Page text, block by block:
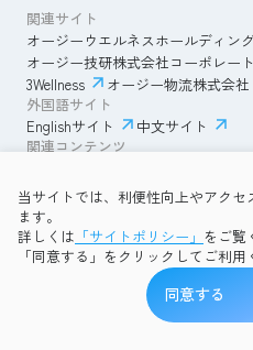
当サイトでは、利便性向上やアク
ます。
詳しくは 「サイトポリシー」 をご覧
「同意する」をクリックしてご利用
同意する
関連サイト
オージーウエルネスホールディン
オージー技研株式会社コーポレー
3Wellness
オージー物流株式会社
外国語サイト
Englishサイト
中文サイト
関連コンテンツ
透明性ガイドライン
プライバシーポリシー
OG
コミュニティガイドライン
サ
Copyright © 2026 OG Wellness Co.,